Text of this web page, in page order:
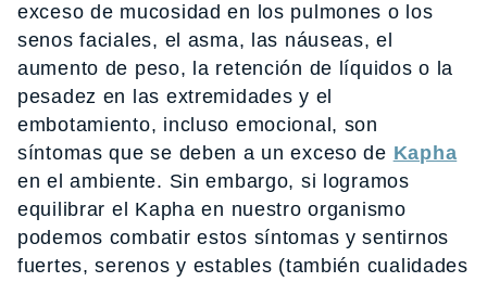
exceso de mucosidad en los pulmones o los
senos faciales, el asma, las náuseas, el
aumento de peso, la retención de líquidos o la
pesadez en las extremidades y el
embotamiento, incluso emocional, son
síntomas que se deben a un exceso de Kapha
en el ambiente. Sin embargo, si logramos
equilibrar el Kapha en nuestro organismo
podemos combatir estos síntomas y sentirnos
fuertes, serenos y estables (también cualidades